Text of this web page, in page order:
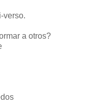
verso.
a otros?